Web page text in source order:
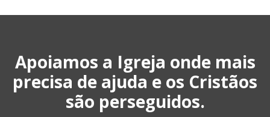
Apoiamos a Igreja onde mais
precisa de ajuda e os Cristãos
são perseguidos.